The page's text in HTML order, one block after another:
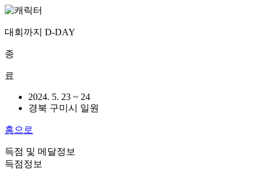
대회까지 D-DAY
종
료
2024. 5. 23 ~ 24
경북 구미시 일원
홈으로
득점 및 메달정보
득점정보